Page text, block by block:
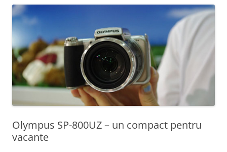
Olympus SP-800UZ – un compact pentru
vacante